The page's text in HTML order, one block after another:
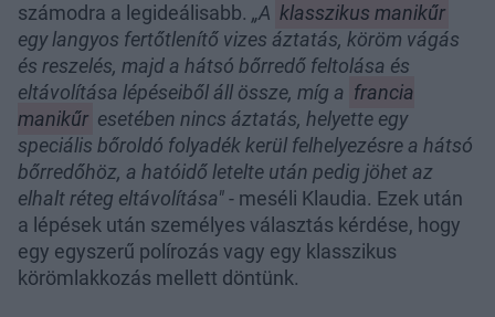
számodra a legideálisabb. „A klasszikus manikűr
egy langyos fertőtlenítő vizes áztatás, köröm vágás
és reszelés, majd a hátsó bőrredő feltolása és
eltávolítása lépéseiből áll össze, míg a francia
manikűr esetében nincs áztatás, helyette egy
speciális bőroldó folyadék kerül felhelyezésre a hátsó
bőrredőhöz, a hatóidő letelte után pedig jöhet az
elhalt réteg eltávolítása"- meséli Klaudia. Ezek után
a lépések után személyes választás kérdése, hogy
egy egyszerű polírozás vagy egy klasszikus
körömlakkozás mellett döntünk.